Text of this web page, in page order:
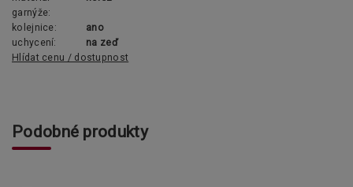
garnýže:
kolejnice:
ano
uchycení:
na zeď
Hlídat cenu / dostupnost
Podobné produkty